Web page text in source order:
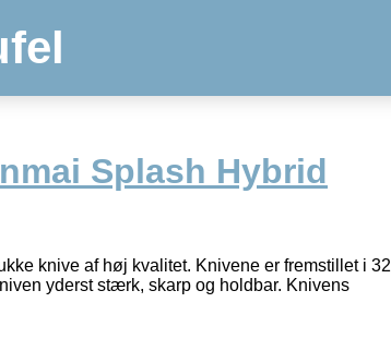
Splash Hybrid
knive af høj kvalitet. Knivene er fremstillet i 32
yderst stærk, skarp og holdbar. Knivens